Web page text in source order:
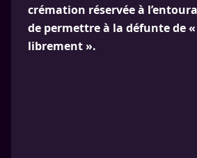
crémation réservée à
de permettre à la défunte de
librement ».